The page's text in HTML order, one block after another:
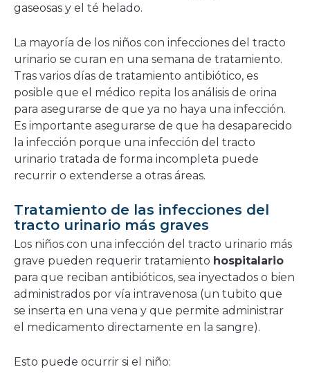
gaseosas y el té helado.
La mayoría de los niños con infecciones del tracto
urinario se curan en una semana de tratamiento.
Tras varios días de tratamiento antibiótico, es
posible que el médico repita los análisis de orina
para asegurarse de que ya no haya una infección.
Es importante asegurarse de que ha desaparecido
la infección porque una infección del tracto
urinario tratada de forma incompleta puede
recurrir o extenderse a otras áreas.
Tratamiento de las infecciones del
tracto urinario más graves
Los niños con una infección del tracto urinario más
grave pueden requerir tratamiento hospitalario
para que reciban antibióticos, sea inyectados o bien
administrados por vía intravenosa (un tubito que
se inserta en una vena y que permite administrar
el medicamento directamente en la sangre).
Esto puede ocurrir si el niño: